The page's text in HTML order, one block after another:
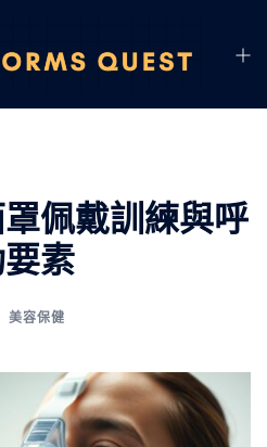
佩戴訓練與呼
素
美容保健